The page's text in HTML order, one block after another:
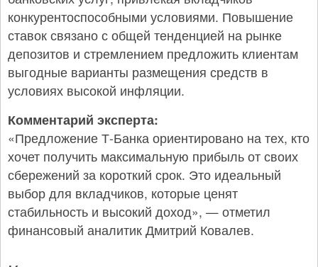
конкурентоспособными условиями. Повышение
ставок связано с общей тенденцией на рынке
депозитов и стремлением предложить клиентам
выгодные варианты размещения средств в
условиях высокой инфляции.
Комментарий эксперта:
«Предложение Т-Банка ориентировано на тех, кто
хочет получить максимальную прибыль от своих
сбережений за короткий срок. Это идеальный
выбор для вкладчиков, которые ценят
стабильность и высокий доход», — отметил
финансовый аналитик Дмитрий Ковалев.